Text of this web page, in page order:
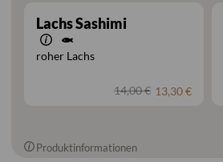
Lachs Sashimi
roher Lachs
14,00 € 13,30 €
Produktinformationen